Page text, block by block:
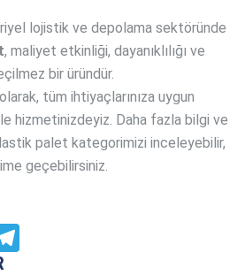
lojistik ve depolama sektöründe
, maliyet etkinliği, dayanıklılığı ve
bir üründür.
olarak, tüm ihtiyaçlarınıza uygun
hizmetinizdeyiz. Daha fazla bilgi ve
palet kategorimizi inceleyebilir,
geçebilirsiniz.